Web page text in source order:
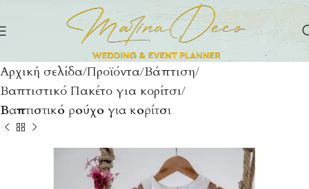
Αρχική σελίδα Προϊόντα Βάπτιση
Βαπτιστικό Πακέτο για κορίτσι
Βαπτιστικό ρούχο για κορίτσι